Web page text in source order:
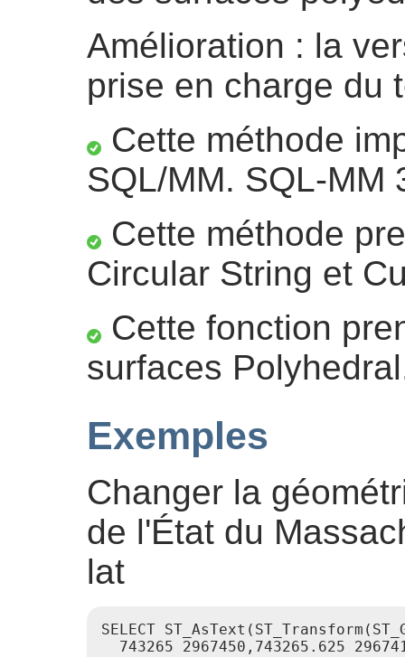
Amélioration : la
prise en charge du
Cette méthode
SQL/MM. SQL-MM
Cette méthode
Circular String et
Cette fonction
surfaces
Exemples
Changer la
de l'État du
lat
SELECT
743265 2967450,743265.625